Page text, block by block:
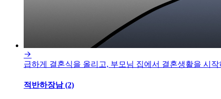

급하게 결혼식을 올리고, 부모님 집에서 결혼생활을 시
적반하장남 (2)